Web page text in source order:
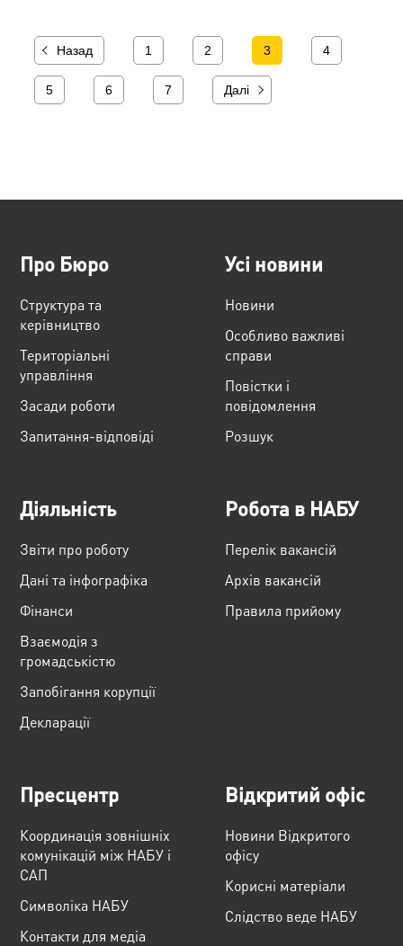
Назад 1 2 3 4
5 6 7 Далі
Про Бюро
Структура та
керівництво
Територіальні
управління
Засади роботи
Запитання-відповіді
Усі новини
Новини
Особливо важливі
справи
Повістки і
повідомлення
Розшук
Діяльність
Звіти про роботу
Дані та інфографіка
Фінанси
Взаємодія з
громадськістю
Запобігання корупції
Декларації
Робота в НАБУ
Перелік вакансій
Архів вакансій
Правила прийому
Пресцентр
Координація зовнішніх
комунікацій між НАБУ і
САП
Cимволіка НАБУ
Контакти для медіа
Відкритий офіс
Новини Відкритого
офісу
Корисні матеріали
Слідство веде НАБУ